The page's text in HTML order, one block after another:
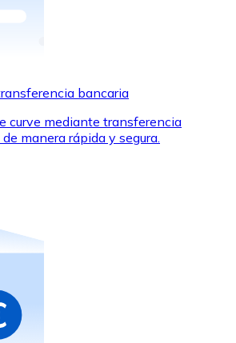
/ débito
y Mastercard para comprar
regalo de tus marcas favoritas con
tarjetas regalo
bancaria
curve mediante transferencia
manera rápida y segura.